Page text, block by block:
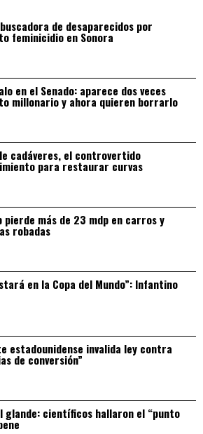
de desaparecidos por
feminicidio en Sonora
en el Senado: aparece dos veces
millonario y ahora quieren borrarlo
cadáveres, el controvertido
para restaurar curvas
pierde más de 23 mdp en carros y
robadas
en la Copa del Mundo”: Infantino
estadounidense invalida ley contra
de conversión”
glande: científicos hallaron el “punto